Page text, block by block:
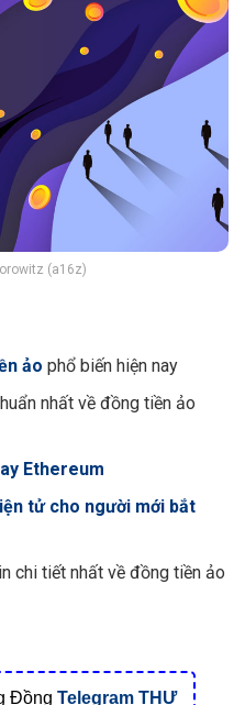
(a16z)
ảo phổ biến hiện nay
nhất về đồng tiền ảo
Ethereum
tử cho người mới bắt
chi tiết nhất về đồng tiền ảo
Đồng Telegram THƯ